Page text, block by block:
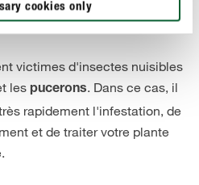
cookies only
victimes d'insectes nuisibles
les pucerons. Dans ce cas, il
rapidement l'infestation, de
et de traiter votre plante